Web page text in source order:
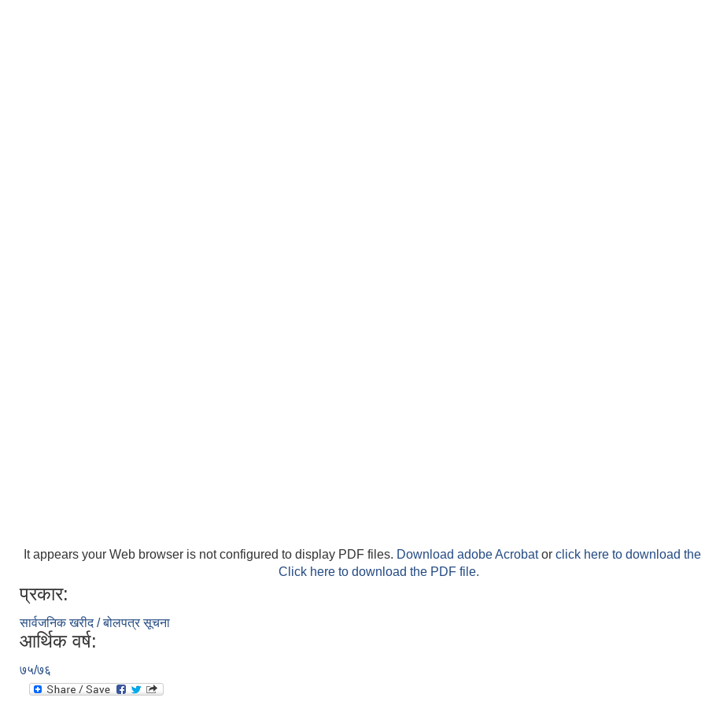
It appears your Web browser is not configured to display PDF files. Download adobe Acrobator click here to download the
Click here to download the PDF file.
प्रकार:
सार्वजनिक खरीद / बोलपत्र सूचना
आर्थिक वर्ष:
७५/७६